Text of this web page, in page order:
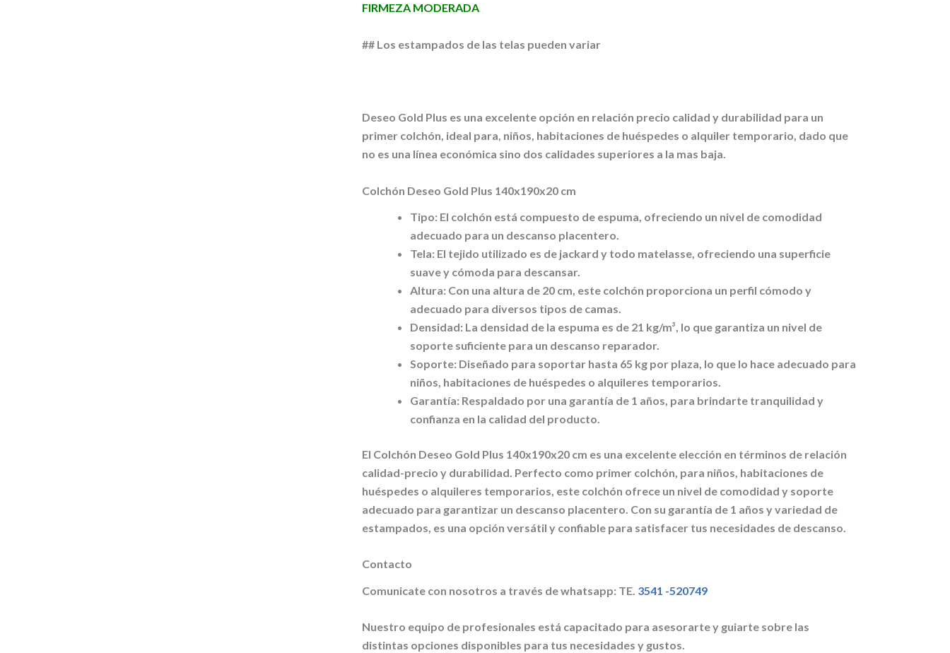
FIRMEZA MODERADA
## Los estampados de las telas pueden variar
Deseo Gold Plus es una excelente opción en relación precio calidad y durabilidad para un
primer colchón, ideal para, niños, habitaciones de huéspedes o alquiler temporario, dado que
no es una línea económica sino dos calidades superiores a la mas baja.
Colchón Deseo Gold Plus 140x190x20 cm
Tipo: El colchón está compuesto de espuma, ofreciendo un nivel de comodidad
adecuado para un descanso placentero.
Tela: El tejido utilizado es de jackard y todo matelasse, ofreciendo una superficie
suave y cómoda para descansar.
Altura: Con una altura de 20 cm, este colchón proporciona un perfil cómodo y
adecuado para diversos tipos de camas.
Densidad: La densidad de la espuma es de 21 kg/m³, lo que garantiza un nivel de
soporte suficiente para un descanso reparador.
Soporte: Diseñado para soportar hasta 65 kg por plaza, lo que lo hace adecuado para
niños, habitaciones de huéspedes o alquileres temporarios.
Garantía: Respaldado por una garantía de 1 años, para brindarte tranquilidad y
confianza en la calidad del producto.
El Colchón Deseo Gold Plus 140x190x20 cm es una excelente elección en términos de relación
calidad-precio y durabilidad. Perfecto como primer colchón, para niños, habitaciones de
huéspedes o alquileres temporarios, este colchón ofrece un nivel de comodidad y soporte
adecuado para garantizar un descanso placentero. Con su garantía de 1 años y variedad de
estampados, es una opción versátil y confiable para satisfacer tus necesidades de descanso.
Contacto
Comunicate con nosotros a través de whatsapp: TE. 3541 -520749
Nuestro equipo de profesionales está capacitado para asesorarte y guiarte sobre las
distintas opciones disponibles para tus necesidades y gustos.